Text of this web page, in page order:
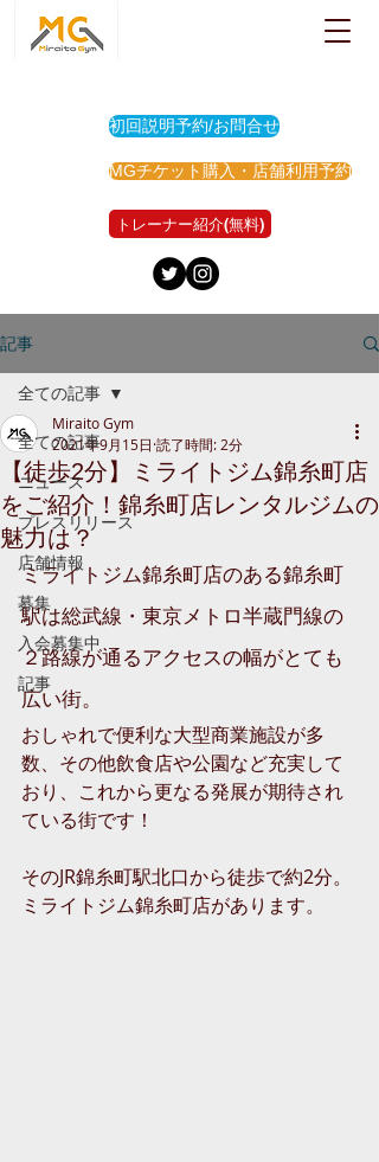
初回説明予約/お問合せ
MGチケット購入・店舗利用予約
トレーナー紹介(無料)
記事
全ての記事
ニュース
プレスリリース
店舗情報
募集
入会募集中
記事
全ての記事
【徒歩2分】ミライトジム錦糸町店
をご紹介！錦糸町店レンタルジムの
魅力は？
Miraito Gym
2021年9月15日 読了時間: 2分
ミライトジム錦糸町店のある錦糸町
駅は総武線・東京メトロ半蔵門線の
２路線が通るアクセスの幅がとても
広い街。
おしゃれで便利な大型商業施設が多
数、その他飲食店や公園など充実して
おり、これから更なる発展が期待され
ている街です！
そのJR錦糸町駅北口から徒歩で約2分。
ミライトジム錦糸町店があります。